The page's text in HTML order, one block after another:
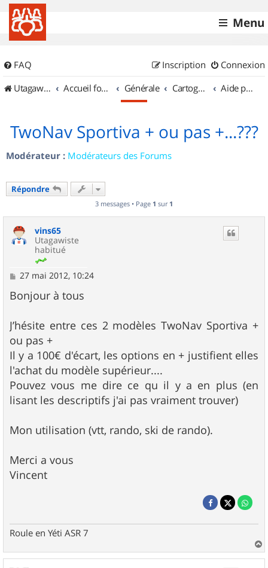
Menu
FAQ Connexion
Inscription
UtagawaVTT (Randos VTT et VTTAE avec traces GPS)
Accueil forum Générale Cartographie et GPS Aide pour l'achat d'un GPS
TwoNav Sportiva + ou pas +...???
Modérateur : Modérateurs des Forums
Répondre
3 messages • Page 1 sur 1
vins65
Utagawiste
habitué
M
s
s
g
e
27 mai 2012, 10:24
Bonjour à tous
J’hésite entre ces 2 modèles TwoNav Sportiva +
ou pas +
Il y a 100€ d'écart, les options en + justifient elles
l'achat du modèle supérieur....
Pouvez vous me dire ce qu il y a en plus (en
lisant les descriptifs j'ai pas vraiment trouver)
Mon utilisation (vtt, rando, ski de rando).
Merci a vous
Vincent
Roule en Yéti ASR 7
a
u